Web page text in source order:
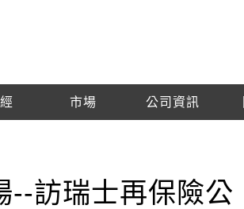
市場 公司資訊
--訪瑞士再保險公